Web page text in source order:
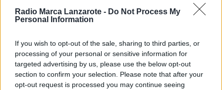
Radio Marca Lanzarote - Do Not Process My
Personal Information
If you wish to opt-out of the sale, sharing to third parties, or
processing of your personal or sensitive information for
targeted advertising by us, please use the below opt-out
section to confirm your selection. Please note that after your
opt-out request is processed you may continue seeing
centro de 1,81 metros que destaca por su rapidez
capacidad para finalizar jugadas en las
inmediaciones del área rival. Con su llegada, el club
busca aumentar el potencial ofensivo de un
proyecto que aspira a seguir creciendo en la